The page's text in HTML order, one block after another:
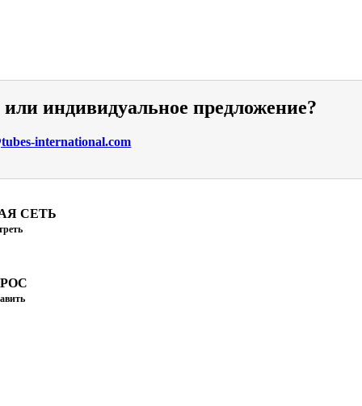
индивидуальное предложение?
international.com
СЕТЬ